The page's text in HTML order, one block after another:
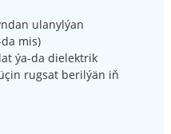
ulanylýan
mis)
ýa-da dielektrik
rugsat berilýän iň